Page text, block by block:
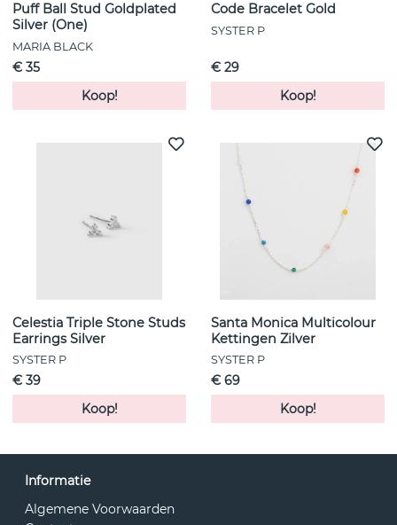
Puff Ball Stud Goldplated
Silver (One)
MARIA BLACK
€ 35
Koop!
Code Bracelet Gold
SYSTER P
€ 29
Koop!
Celestia Triple Stone Studs
Earrings Silver
SYSTER P
€ 39
Koop!
Santa Monica Multicolour
Kettingen Zilver
SYSTER P
€ 69
Koop!
Informatie
Algemene Voorwaarden